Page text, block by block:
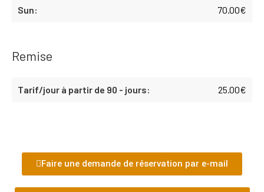
70.00€
Remise
25.00€
Faire une demande de réservation par e-mail